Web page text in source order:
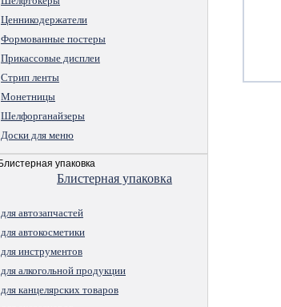
Ценникодержатели
Формованные постеры
Прикассовые дисплеи
Стрип ленты
Монетницы
Шелфорганайзеры
Доски для меню
Блистерная упаковка
для автозапчастей
для автокосметики
для инструментов
для алкогольной продукции
для канцелярских товаров